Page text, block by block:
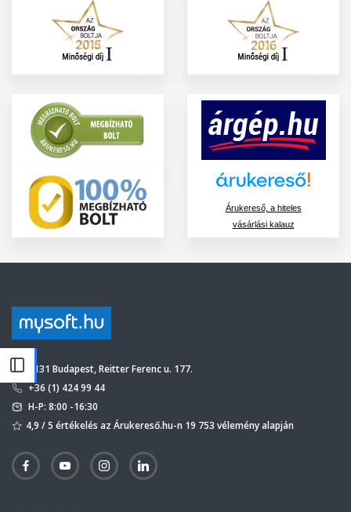
Árukereső, a hiteles
vásárlási kalauz
1131 Budapest, Reitter Ferenc u. 177.
+36 (1) 424 99 44
H-P: 8:00 -16:30
4,9 / 5 értékelés az Árukereső.hu-n 19 753 vélemény alapján